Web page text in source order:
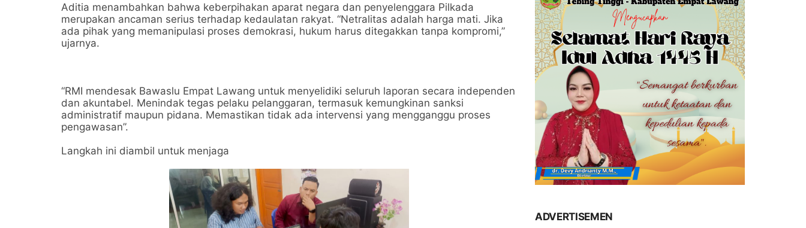
Aditia menambahkan bahwa keberpihakan aparat negara dan penyelenggara Pilkada
merupakan ancaman serius terhadap kedaulatan rakyat. “Netralitas adalah harga mati. Jika
ada pihak yang memanipulasi proses demokrasi, hukum harus ditegakkan tanpa kompromi,”
ujarnya.
“RMI mendesak Bawaslu Empat Lawang untuk menyelidiki seluruh laporan secara independen
dan akuntabel. Menindak tegas pelaku pelanggaran, termasuk kemungkinan sanksi
administratif maupun pidana. Memastikan tidak ada intervensi yang mengganggu proses
pengawasan”.
Langkah ini diambil untuk menjaga
ADVERTISEMEN